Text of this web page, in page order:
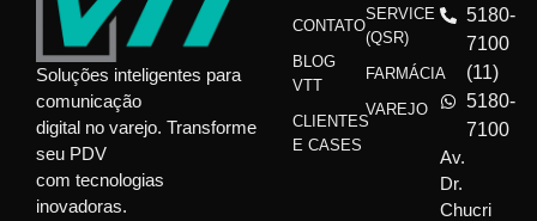
Soluções inteligentes para
comunicação
digital no varejo. Transforme
seu PDV
com tecnologias
inovadoras.
CONTATO
BLOG
VTT
CLIENTES
E CASES
SERVICE
(QSR)
FARMÁCIA
VAREJO
5180-
7100
(11)
5180-
7100
Av.
Dr.
Chucri